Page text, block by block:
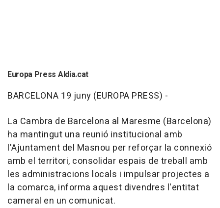
Europa Press Aldia.cat
BARCELONA 19 juny (EUROPA PRESS) -
La Cambra de Barcelona al Maresme (Barcelona)
ha mantingut una reunió institucional amb
l'Ajuntament del Masnou per reforçar la connexió
amb el territori, consolidar espais de treball amb
les administracions locals i impulsar projectes a
la comarca, informa aquest divendres l'entitat
cameral en un comunicat.